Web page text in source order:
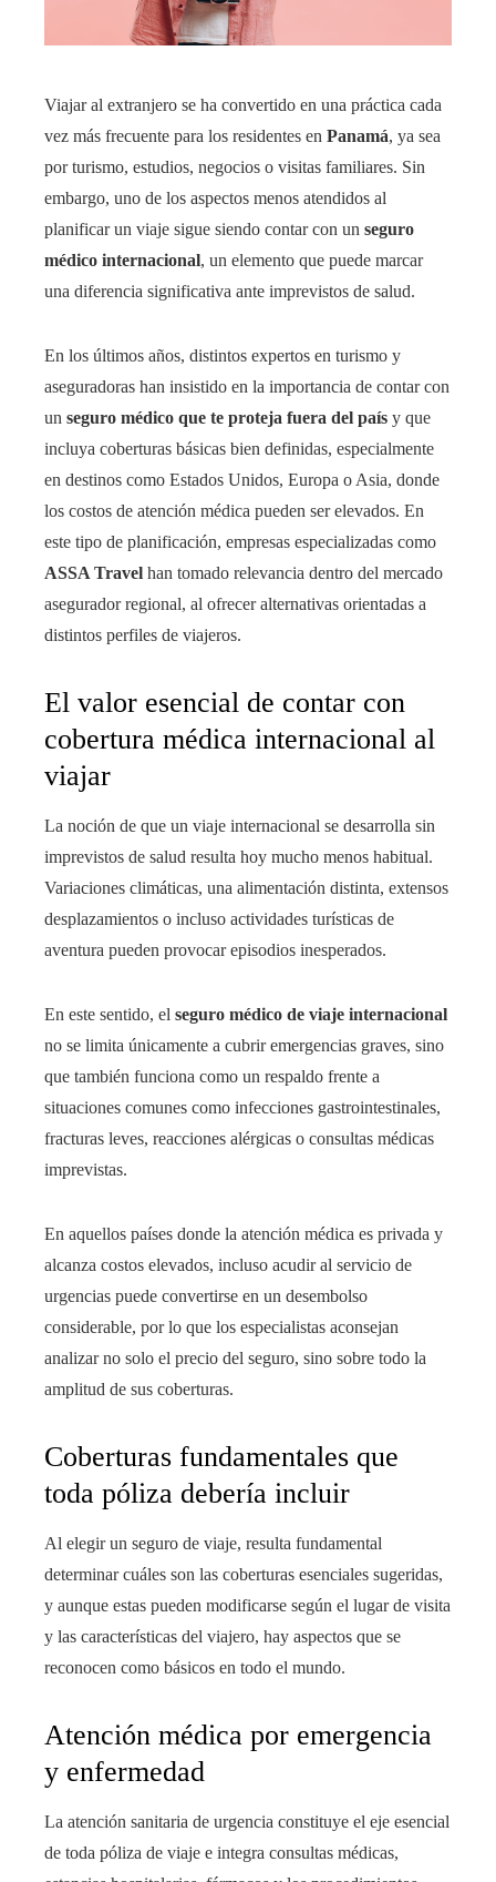
Viajar al extranjero se ha convertido en una práctica cada
vez más frecuente para los residentes en Panamá, ya sea
por turismo, estudios, negocios o visitas familiares. Sin
embargo, uno de los aspectos menos atendidos al
planificar un viaje sigue siendo contar con un seguro
médico internacional, un elemento que puede marcar
una diferencia significativa ante imprevistos de salud.
En los últimos años, distintos expertos en turismo y
aseguradoras han insistido en la importancia de contar con
un seguro médico que te proteja fuera del país y que
incluya coberturas básicas bien definidas, especialmente
en destinos como Estados Unidos, Europa o Asia, donde
los costos de atención médica pueden ser elevados. En
este tipo de planificación, empresas especializadas como
ASSA Travel han tomado relevancia dentro del mercado
asegurador regional, al ofrecer alternativas orientadas a
distintos perfiles de viajeros.
El valor esencial de contar con
cobertura médica internacional al
viajar
La noción de que un viaje internacional se desarrolla sin
imprevistos de salud resulta hoy mucho menos habitual.
Variaciones climáticas, una alimentación distinta, extensos
desplazamientos o incluso actividades turísticas de
aventura pueden provocar episodios inesperados.
En este sentido, el seguro médico de viaje internacional
no se limita únicamente a cubrir emergencias graves, sino
que también funciona como un respaldo frente a
situaciones comunes como infecciones gastrointestinales,
fracturas leves, reacciones alérgicas o consultas médicas
imprevistas.
En aquellos países donde la atención médica es privada y
alcanza costos elevados, incluso acudir al servicio de
urgencias puede convertirse en un desembolso
considerable, por lo que los especialistas aconsejan
analizar no solo el precio del seguro, sino sobre todo la
amplitud de sus coberturas.
Coberturas fundamentales que
toda póliza debería incluir
Al elegir un seguro de viaje, resulta fundamental
determinar cuáles son las coberturas esenciales sugeridas,
y aunque estas pueden modificarse según el lugar de visita
y las características del viajero, hay aspectos que se
reconocen como básicos en todo el mundo.
Atención médica por emergencia
y enfermedad
La atención sanitaria de urgencia constituye el eje esencial
de toda póliza de viaje e integra consultas médicas,